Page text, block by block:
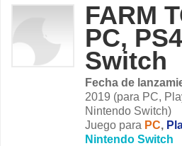
FARM
PC,
Switch
Fecha de
2019 (para PC,
Nintendo Switch)
Juego para PC,
Nintendo Switch